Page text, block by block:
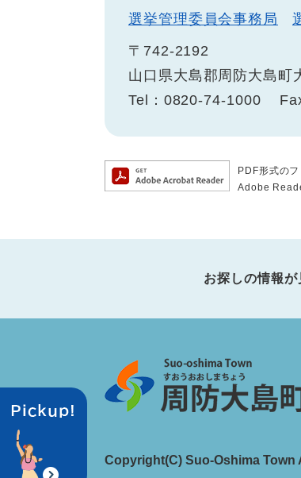
選挙管理委員会事務局
〒742-2192
山口県大島郡周防大島町
Tel：0820-74-1000
PDF形式の
Adobe
お探しの情報
Copyright(C) Suo-Oshima Town